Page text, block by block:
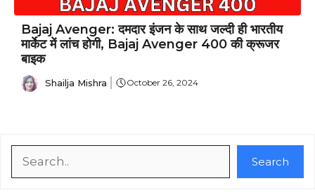
Bajaj Avenger: दमदार इंजन के साथ जल्दी ही भारतीय
मार्केट में लांच होगी, Bajaj Avenger 400 की क्रूजर
बाइक
Shailja Mishra October 26, 2024
Search